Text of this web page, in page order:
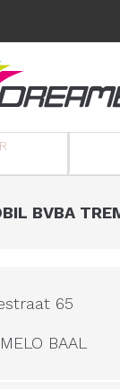
BVBA
65
BAAL